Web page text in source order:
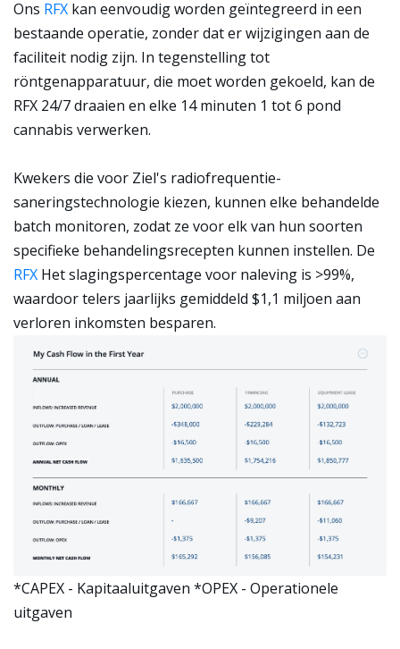
Ons RFX kan eenvoudig worden geïntegreerd in een
bestaande operatie, zonder dat er wijzigingen aan de
faciliteit nodig zijn. In tegenstelling tot
röntgenapparatuur, die moet worden gekoeld, kan de
RFX 24/7 draaien en elke 14 minuten 1 tot 6 pond
cannabis verwerken.
Kwekers die voor Ziel's radiofrequentie-
saneringstechnologie kiezen, kunnen elke behandelde
batch monitoren, zodat ze voor elk van hun soorten
specifieke behandelingsrecepten kunnen instellen. De
RFX Het slagingspercentage voor naleving is >99%,
waardoor telers jaarlijks gemiddeld $1,1 miljoen aan
verloren inkomsten besparen.
*CAPEX - Kapitaaluitgaven *OPEX - Operationele
uitgaven